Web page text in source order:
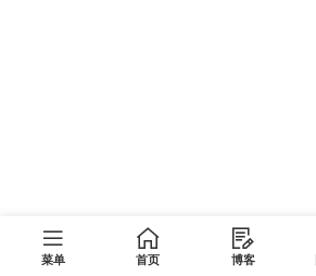
菜单 首页 博客